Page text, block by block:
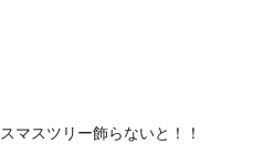
マスツリー飾らないと！！